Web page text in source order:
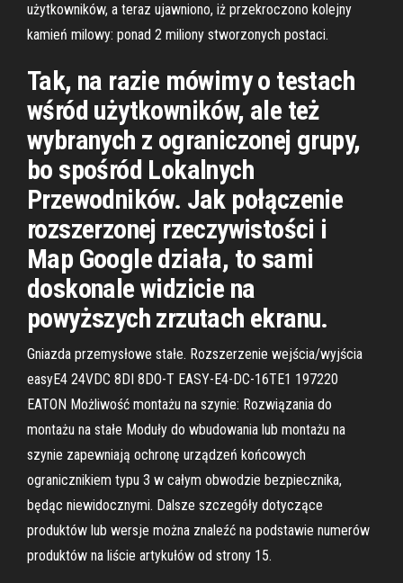
użytkowników, a teraz ujawniono, iż przekroczono kolejny
kamień milowy: ponad 2 miliony stworzonych postaci.
Tak, na razie mówimy o testach
wśród użytkowników, ale też
wybranych z ograniczonej grupy,
bo spośród Lokalnych
Przewodników. Jak połączenie
rozszerzonej rzeczywistości i
Map Google działa, to sami
doskonale widzicie na
powyższych zrzutach ekranu.
Gniazda przemysłowe stałe. Rozszerzenie wejścia/wyjścia
easyE4 24VDC 8DI 8DO-T EASY-E4-DC-16TE1 197220
EATON Możliwość montażu na szynie: Rozwiązania do
montażu na stałe Moduły do wbudowania lub montażu na
szynie zapewniają ochronę urządzeń końcowych
ogranicznikiem typu 3 w całym obwodzie bezpiecznika,
będąc niewidocznymi. Dalsze szczegóły dotyczące
produktów lub wersje można znaleźć na podstawie numerów
produktów na liście artykułów od strony 15.